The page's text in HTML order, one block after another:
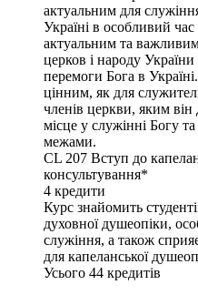
актуальним для
Україні в особливий час
актуальним та
церков і народу
перемоги Бога в
цінним, як для
членів церкви, яким
місце у служінні Богу
межами.
CL 207 Вступ до
консультування*
4 кредити
Курс знайомить
духовної душеопіки,
служіння, а також
для капеланської
Усього 44 кредитів